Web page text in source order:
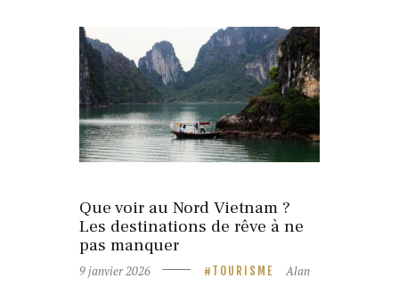
9 janvier 2026
TOURISME
Que voir au Nord Vietnam ?
Les destinations de rêve à ne
pas manquer
9 janvier 2026 TOURISME Alan